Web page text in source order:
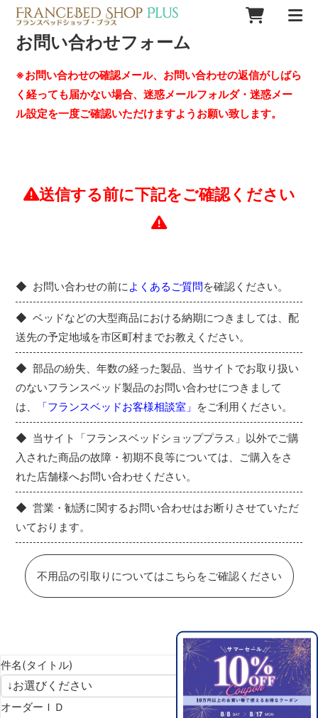
お問い合わせフォーム
※お問い合わせの確認メール、お問い合わせの返信がしばら
く経っても届かない場合、迷惑メールフォルダ・迷惑メー
ル設定を一度ご確認いただけますようお願い致します。
送信する前に下記をご確認ください
お問い合わせの前に よくあるご質問を確認ください。
ベッドなどの大型商品における納期につきましては、配
送先の予定地域を市区町村までお教えください。
部品の紛失、年数の経った製品、当サイトでお取り扱い
のないフランスベッド製品のお問い合わせにつきまして
は、
「フランスベッドお客様相談室」 をご利用ください。
当サイト「フランスベッドショッププラス」以外でご購
入された商品の故障・初期不良等については、ご購入をさ
れた店舗様へお問い合わせください。
営業・勧誘に関するお問い合わせはお断りさせていただ
いております。
不用品の引取りについてはこちらをご確認ください
件名(タイトル)
オーダーＩＤ